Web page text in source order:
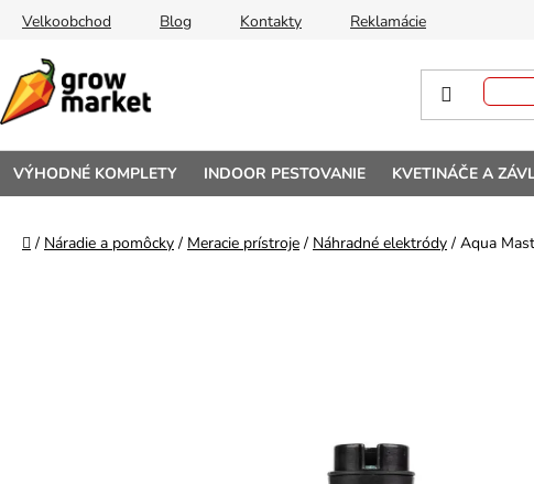
Prejsť na obsah
Velkoobchod Blog Kontakty Reklamácie
VÝHODNÉ KOMPLETY INDOOR PESTOVANIE KVETINÁČE A
Domov
/ Náradie a pomôcky / Meracie prístroje / Náhradné elektródy / Aqua